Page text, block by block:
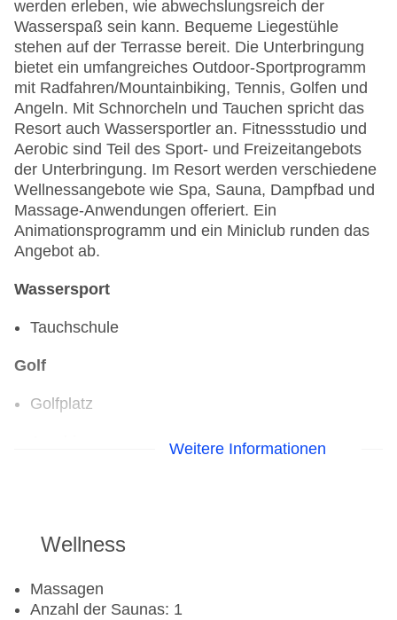
werden erleben, wie abwechslungsreich der
Wasserspaß sein kann. Bequeme Liegestühle
stehen auf der Terrasse bereit. Die Unterbringung
bietet ein umfangreiches Outdoor-Sportprogramm
mit Radfahren/Mountainbiking, Tennis, Golfen und
Angeln. Mit Schnorcheln und Tauchen spricht das
Resort auch Wassersportler an. Fitnessstudio und
Aerobic sind Teil des Sport- und Freizeitangebots
der Unterbringung. Im Resort werden verschiedene
Wellnessangebote wie Spa, Sauna, Dampfbad und
Massage-Anwendungen offeriert. Ein
Animationsprogramm und ein Miniclub runden das
Angebot ab.
Wassersport
Tauchschule
Golf
Golfplatz
Weitere Informationen
Wellness
Massagen
Anzahl der Saunas: 1